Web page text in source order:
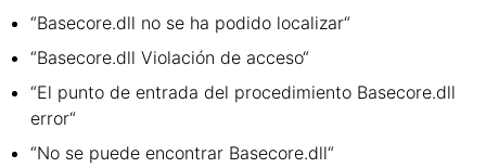
“Basecore.dll no se ha podido localizar“
“Basecore.dll Violación de acceso“
“El punto de entrada del procedimiento Basecore.dll
error“
“No se puede encontrar Basecore.dll“